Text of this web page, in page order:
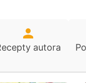
autora